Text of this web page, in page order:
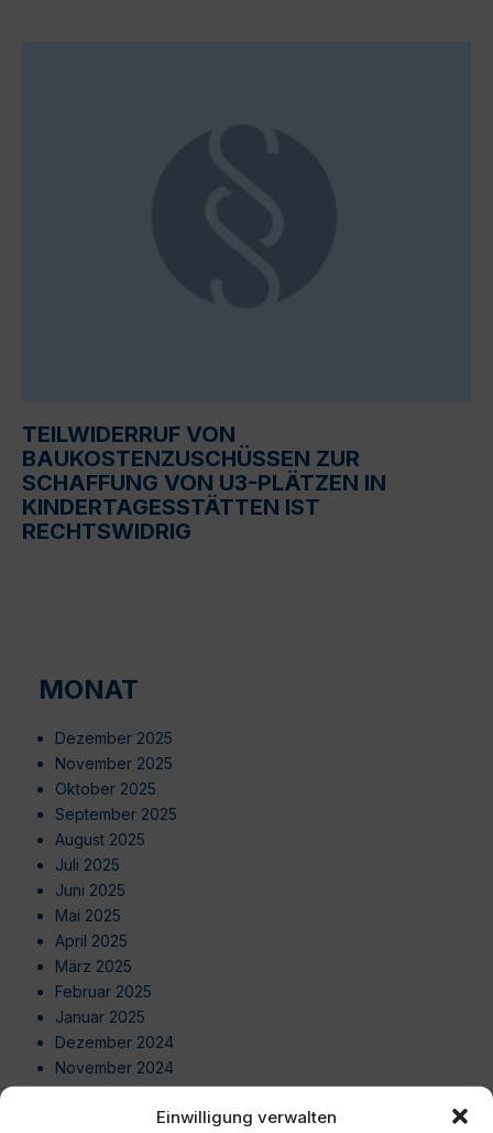
Einwilligung verwalten
TEILWIDERRUF VON
BAUKOSTENZUSCHÜSSEN ZUR
SCHAFFUNG VON U3-PLÄTZEN IN
KINDERTAGESSTÄTTEN IST
RECHTSWIDRIG
MONAT
Dezember 2025
November 2025
Oktober 2025
September 2025
August 2025
Juli 2025
Juni 2025
Mai 2025
April 2025
März 2025
Februar 2025
Januar 2025
Dezember 2024
November 2024
Oktober 2024
September 2024